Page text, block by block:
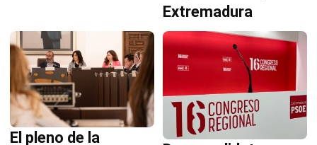
Extremadura
El pleno de la